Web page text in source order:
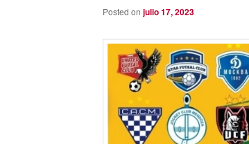
Posted on julio 17, 2023